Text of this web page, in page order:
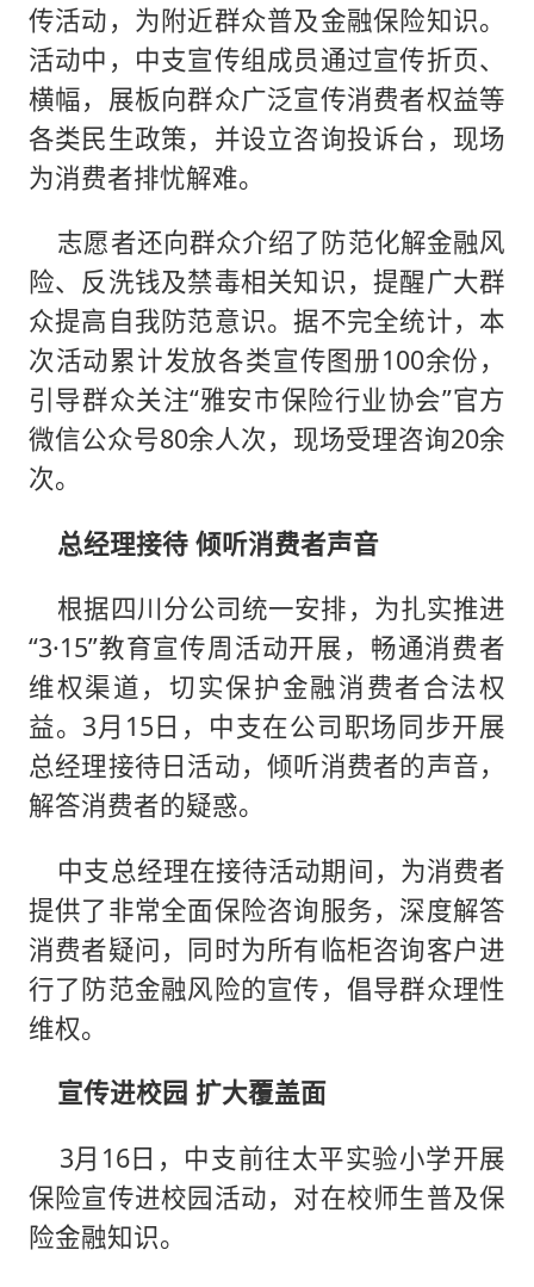
传活动，为附近群众普及金融保险知识。
活动中，中支宣传组成员通过宣传折页、
横幅，展板向群众广泛宣传消费者权益等
各类民生政策，并设立咨询投诉台，现场
为消费者排忧解难。
志愿者还向群众介绍了防范化解金融风
险、反洗钱及禁毒相关知识，提醒广大群
众提高自我防范意识。据不完全统计，本
次活动累计发放各类宣传图册100余份，
引导群众关注“雅安市保险行业协会”官方
微信公众号80余人次，现场受理咨询20余
次。
总经理接待 倾听消费者声音
根据四川分公司统一安排，为扎实推进
“3·15”教育宣传周活动开展，畅通消费者
维权渠道，切实保护金融消费者合法权
益。3月15日，中支在公司职场同步开展
总经理接待日活动，倾听消费者的声音，
解答消费者的疑惑。
中支总经理在接待活动期间，为消费者
提供了非常全面保险咨询服务，深度解答
消费者疑问，同时为所有临柜咨询客户进
行了防范金融风险的宣传，倡导群众理性
维权。
宣传进校园 扩大覆盖面
3月16日，中支前往太平实验小学开展
保险宣传进校园活动，对在校师生普及保
险金融知识。